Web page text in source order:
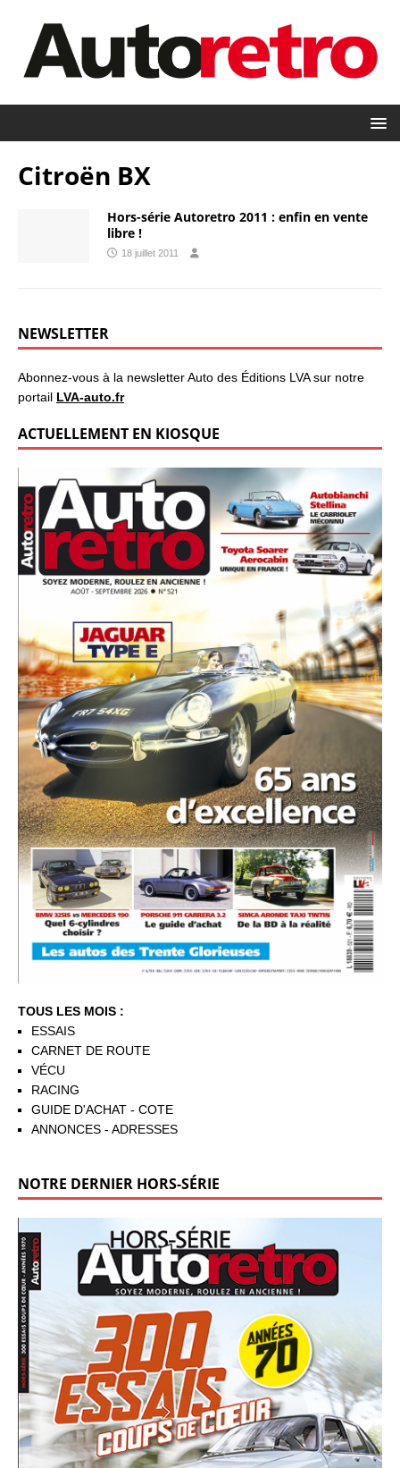
Citroën BX
Hors-série Autoretro 2011 : enfin en vente
libre !
18 juillet 2011
NEWSLETTER
Abonnez-vous à la newsletter Auto des Éditions LVA sur notre
portail LVA-auto.fr
ACTUELLEMENT EN KIOSQUE
TOUS LES MOIS :
ESSAIS
CARNET DE ROUTE
VÉCU
RACING
GUIDE D'ACHAT - COTE
ANNONCES - ADRESSES
NOTRE DERNIER HORS-SÉRIE